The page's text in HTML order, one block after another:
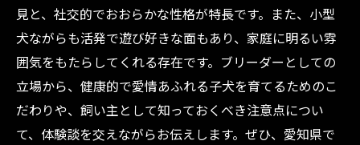
見と、社交的でおおらかな性格が特長です。また、小型
犬ながらも活発で遊び好きな面もあり、家庭に明るい雰
囲気をもたらしてくれる存在です。ブリーダーとしての
立場から、健康的で愛情あふれる子犬を育てるためのこ
だわりや、飼い主として知っておくべき注意点につい
て、体験談を交えながらお伝えします。ぜひ、愛知県で